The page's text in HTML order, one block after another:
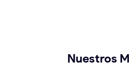
Nuestros